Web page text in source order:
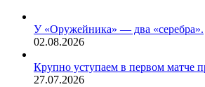
У «Оружейника» — два «серебра».
02.08.2026
Крупно уступаем в первом матче
27.07.2026